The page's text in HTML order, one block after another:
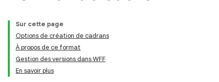
Sur cette page
Options de création de cadrans
À propos de ce format
Gestion des versions dans WFF
En savoir plus